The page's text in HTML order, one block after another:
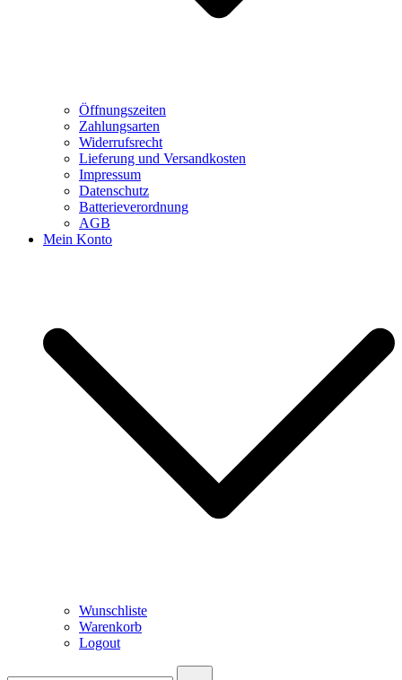
Öffnungszeiten
Zahlungsarten
Widerrufsrecht
Lieferung und Versandkosten
Impressum
Datenschutz
Batterieverordnung
AGB
Mein Konto
Wunschliste
Warenkorb
Logout